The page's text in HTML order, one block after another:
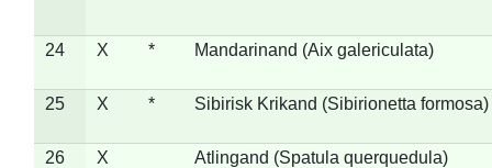
24 X * Mandarinand (Aix galericulata)
25 X * Sibirisk Krikand (Sibirionetta formosa)
26 X Atlingand (Spatula querquedula)